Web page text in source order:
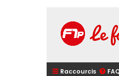
Raccourcis